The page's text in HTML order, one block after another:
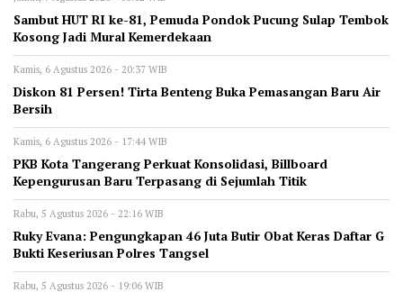
Sambut HUT RI ke-81, Pemuda Pondok Pucung Sulap Tembok
Kosong Jadi Mural Kemerdekaan
Kamis, 6 Agustus 2026 - 20:37 WIB
Diskon 81 Persen! Tirta Benteng Buka Pemasangan Baru Air
Bersih
Kamis, 6 Agustus 2026 - 17:44 WIB
‎PKB Kota Tangerang Perkuat Konsolidasi, Billboard
Kepengurusan Baru Terpasang di Sejumlah Titik ‎
Rabu, 5 Agustus 2026 - 22:16 WIB
‎Ruky Evana: Pengungkapan 46 Juta Butir Obat Keras Daftar G
Bukti Keseriusan Polres Tangsel
Rabu, 5 Agustus 2026 - 19:06 WIB